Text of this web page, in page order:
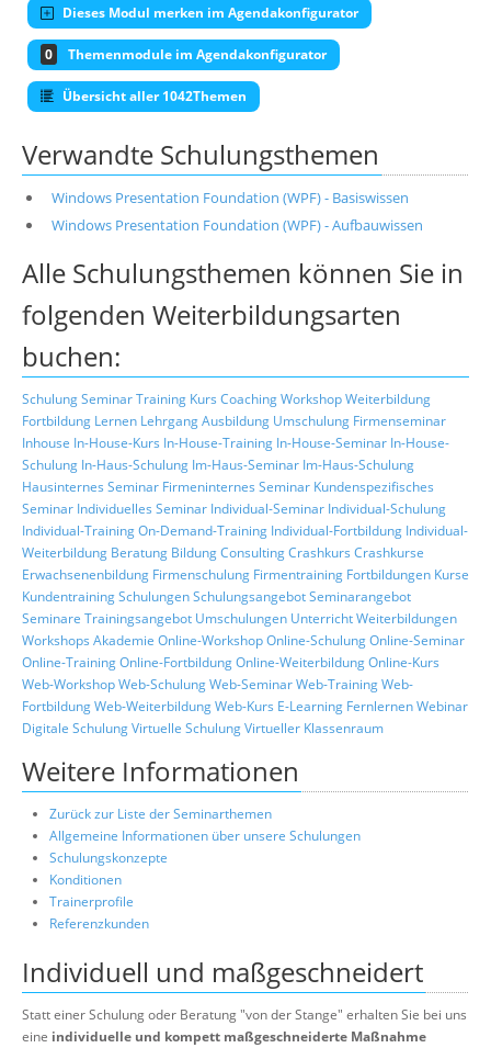
Dieses Modul merken im Agendakonfigurator
0 Themenmodule im Agendakonfigurator
Übersicht aller 1042Themen
Verwandte Schulungsthemen
Windows Presentation Foundation (WPF) - Basiswissen
Windows Presentation Foundation (WPF) - Aufbauwissen
Alle Schulungsthemen können Sie in
folgenden Weiterbildungsarten
buchen:
SchulungSeminarTraining Kurs CoachingWorkshopWeiterbildung
Fortbildung Lernen LehrgangAusbildung Umschulung Firmenseminar
Inhouse In-House-Kurs In-House-Training In-House-Seminar In-House-
Schulung In-Haus-Schulung Im-Haus-Seminar Im-Haus-Schulung
Hausinternes Seminar Firmeninternes Seminar Kundenspezifisches
Seminar Individuelles Seminar Individual-Seminar Individual-Schulung
Individual-TrainingOn-Demand-Training Individual-Fortbildung Individual-
Weiterbildung Beratung BildungConsultingCrashkurs Crashkurse
Erwachsenenbildung Firmenschulung Firmentraining Fortbildungen Kurse
KundentrainingSchulungenSchulungsangebotSeminarangebot
Seminare Trainingsangebot Umschulungen UnterrichtWeiterbildungen
Workshops Akademie Online-WorkshopOnline-SchulungOnline-Seminar
Online-TrainingOnline-FortbildungOnline-WeiterbildungOnline-Kurs
Web-WorkshopWeb-SchulungWeb-SeminarWeb-TrainingWeb-
FortbildungWeb-WeiterbildungWeb-Kurs E-Learning FernlernenWebinar
Digitale SchulungVirtuelle SchulungVirtueller Klassenraum
Weitere Informationen
Zurück zur Liste der Seminarthemen
Allgemeine Informationen über unsere Schulungen
Schulungskonzepte
Konditionen
Trainerprofile
Referenzkunden
Individuell und maßgeschneidert
Statt einer Schulung oder Beratung "von der Stange" erhalten Sie bei uns
eine individuelle und kompett maßgeschneiderte Maßnahme